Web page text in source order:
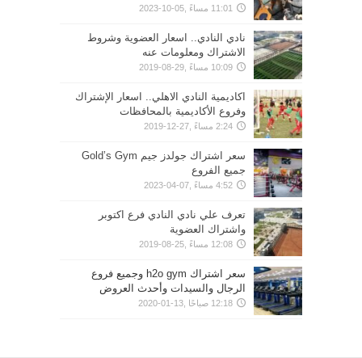
11:01 مساءً ,05-10-2023
نادي النادي.. اسعار العضوية وشروط
الاشتراك ومعلومات عنه
10:09 مساءً ,29-08-2019
اكاديمية النادي الاهلي.. اسعار الإشتراك
وفروع الأكاديمية بالمحافظات
2:24 مساءً ,27-12-2019
سعر اشتراك جولدز جيم Gold’s Gym
جميع الفروع
4:52 مساءً ,07-04-2023
تعرف علي نادي النادي فرع اكتوبر
واشتراك العضوية
12:08 مساءً ,25-08-2019
سعر اشتراك h2o gym وجميع فروع
الرجال والسيدات وأحدث العروض
12:18 صباحًا ,13-01-2020